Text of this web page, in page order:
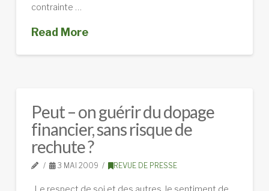
contrainte …
Read More
Peut – on guérir du dopage
financier, sans risque de
rechute ?
3 MAI 2009 REVUE DE PRESSE
Le respect de soi et des autres, le sentiment de